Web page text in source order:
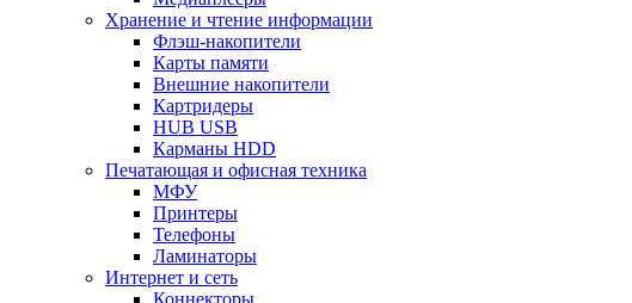
Хранение и чтение информации
Флэш-накопители
Карты памяти
Внешние накопители
Картридеры
HUB USB
Карманы HDD
Печатающая и офисная техника
МФУ
Принтеры
Телефоны
Ламинаторы
Интернет и сеть